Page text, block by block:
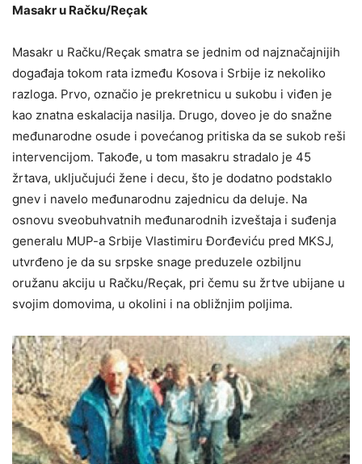
Masakr u Račku/Reçak
Masakr u Račku/Reçak smatra se jednim od najznačajnijih
događaja tokom rata između Kosova i Srbije iz nekoliko
razloga. Prvo, označio je prekretnicu u sukobu i viđen je
kao znatna eskalacija nasilja. Drugo, doveo je do snažne
međunarodne osude i povećanog pritiska da se sukob reši
intervencijom. Takođe, u tom masakru stradalo je 45
žrtava, uključujući žene i decu, što je dodatno podstaklo
gnev i navelo međunarodnu zajednicu da deluje. Na
osnovu sveobuhvatnih međunarodnih izveštaja i suđenja
generalu MUP-a Srbije Vlastimiru Đorđeviću pred MKSJ,
utvrđeno je da su srpske snage preduzele ozbiljnu
oružanu akciju u Račku/Reçak, pri čemu su žrtve ubijane u
svojim domovima, u okolini i na obližnjim poljima.